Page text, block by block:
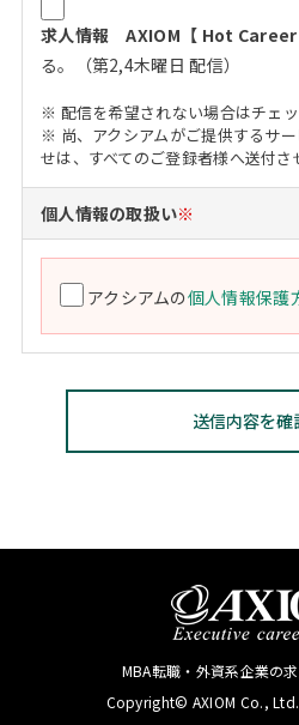
求人情報 AXIOM【 Hot Career
る。（第2,4木曜日 配信）
※ 配信を希望されない場合はチェッ
※ 尚、アクシアムがご提供するサ
せは、すべてのご登録者様へ送付さ
個人情報の取扱い※
アクシアムの個人情報保護
MBA転職・外資系企業の
Copyright© AXIOM Co.,